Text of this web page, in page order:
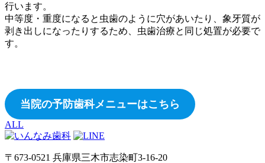
行います。
中等度・重度になると虫歯のように穴があいたり、象牙質が
剥き出しになったりするため、虫歯治療と同じ処置が必要で
す。
当院の予防歯科メニューはこちら
ALL
〒673-0521 兵庫県三木市志染町3-16-20